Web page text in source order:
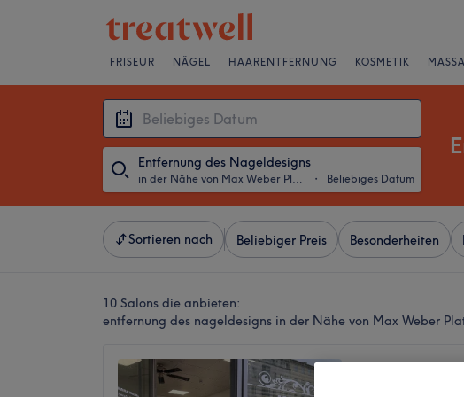
FRISEUR NÄGEL HAARENTFERNUNG KOSMETIK
Entfernung des Nageldesigns
in der Nähe von Max Weber Platz, München ・ Beliebiges Datum
Sortieren nach Beliebiger Preis Besonderheiten
10 Salons die anbieten:
entfernung des nageldesigns in der Nähe von Max Weber
Beauty Studio